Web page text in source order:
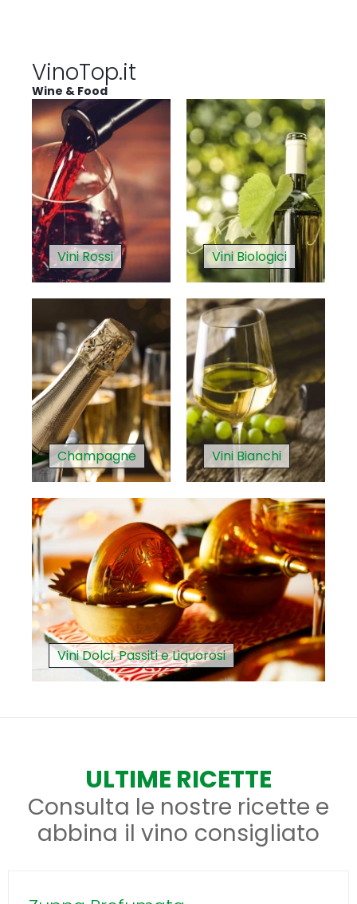
VinoTop.it
Wine & Food
Vini Rossi Vini Biologici
Champagne Vini Bianchi
Vini Dolci, Passiti e Liquorosi
ULTIME RICETTE
Consulta le nostre ricette e
abbina il vino consigliato